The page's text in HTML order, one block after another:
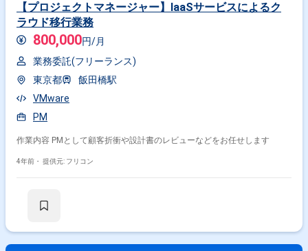
【プロジェクトマネージャー】IaaSサービスによるク
ラウド移行業務
800,000円/月
業務委託(フリーランス)
東京都
飯田橋駅
VMware
PM
作業内容 PMとして顧客折衝や設計書のレビューなどをお任せします
4年前・ 提供元: フリコン